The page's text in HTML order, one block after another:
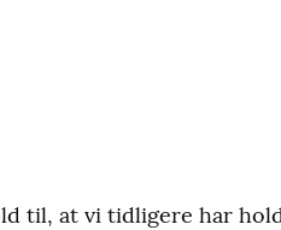
til, at vi tidligere har